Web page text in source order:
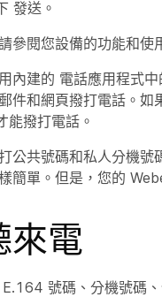
發送 。
參閱您設備的功能和使
內建的 電話應用程式
件和網頁撥打電話。
能撥打電話。
公共號碼和私人分機號
簡單。但是，您的
來電
號碼、分機號碼